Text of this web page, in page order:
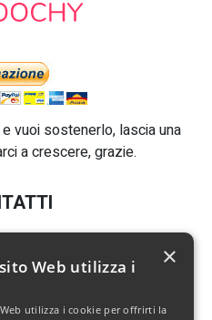
vuoi sostenerlo, lascia una
a crescere, grazie.
Web utilizza i
utilizza i cookie per offrirti la
×